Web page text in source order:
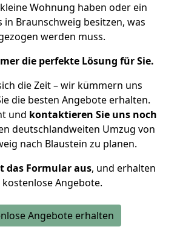
Wohnung haben oder ein
in Braunschweig besitzen, was
werden muss.
die perfekte Lösung für Sie.
die Zeit – wir kümmern uns
die besten Angebote erhalten.
und kontaktieren Sie uns noch
deutschlandweiten Umzug von
nach Blaustein zu planen.
das Formular aus, und erhalten
kostenlose Angebote.
Angebote erhalten